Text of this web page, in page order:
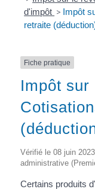
d'impôt > Impôt
retraite
Fiche pratique
Impôt sur
Vérifié le 08 juin
administrative
Certains produits